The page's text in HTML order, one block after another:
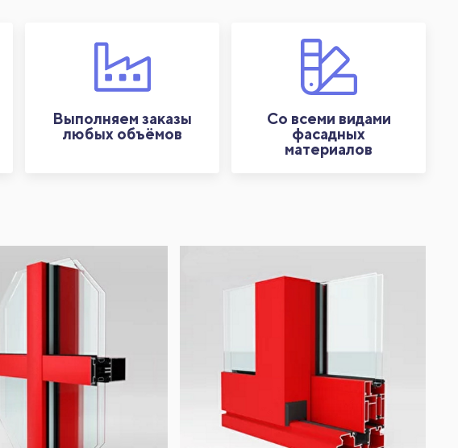
Выполняем заказы
любых объёмов
Со всеми видами
фасадных
материалов